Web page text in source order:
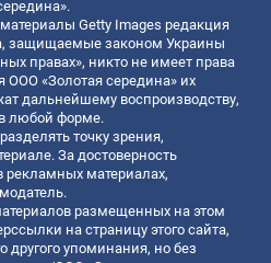
Getty Images редакция
защищаемые законом Украины
правах», никто не имеет права
ООО «Золотая середина» их
дальнейшему воспроизводству,
любой форме.
точку зрения,
За достоверность
материалах,
размещенных на этом
на страницу этого сайта,
другого упоминания, но без